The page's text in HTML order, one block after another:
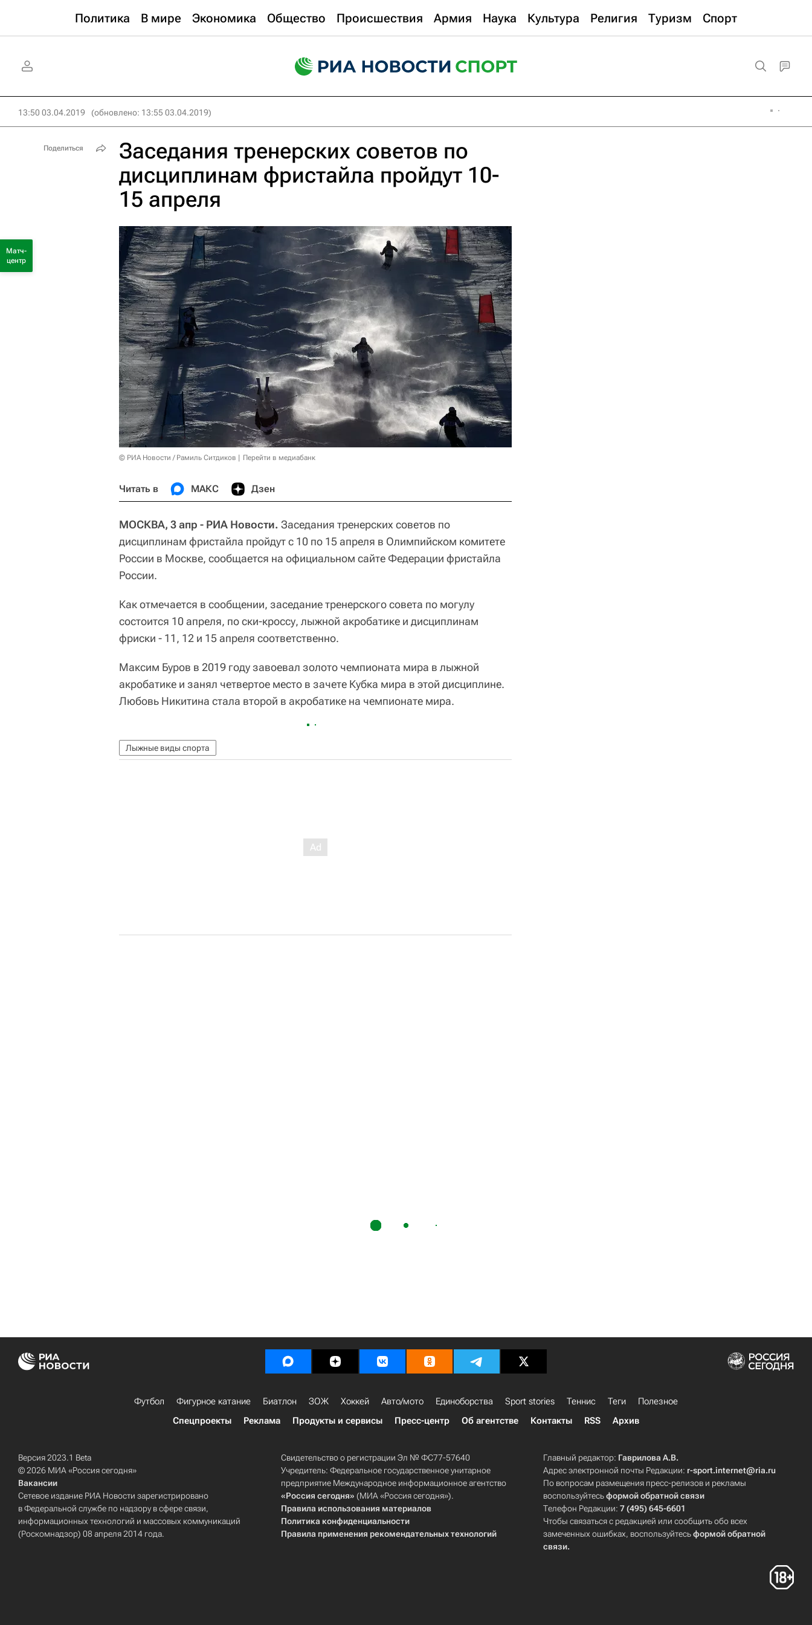
Политика В мире Экономика Общество Происшествия Армия Наука Культура Религия Туризм Спорт
13:50 03.04.2019 (обновлено: 13:55 03.04.2019)
Заседания тренерских советов по
дисциплинам фристайла пройдут 10-
15 апреля
© РИА Новости / Рамиль Ситдиков Перейти в медиабанк
Читать в МАКС Дзен
МОСКВА, 3 апр - РИА Новости. Заседания тренерских советов по
дисциплинам фристайла пройдут с 10 по 15 апреля в Олимпийском комитете
России в Москве, сообщается на официальном сайте Федерации фристайла
России.
Как отмечается в сообщении, заседание тренерского совета по могулу
состоится 10 апреля, по ски-кроссу, лыжной акробатике и дисциплинам
фриски - 11, 12 и 15 апреля соответственно.
Максим Буров в 2019 году завоевал золото чемпионата мира в лыжной
акробатике и занял четвертое место в зачете Кубка мира в этой дисциплине.
Любовь Никитина стала второй в акробатике на чемпионате мира.
Лыжные виды спорта
Поделиться
Матч-
центр
Футбол Фигурное катание Биатлон ЗОЖ Хоккей Авто/мото Единоборства Sport stories Теннис Теги
Полезное
Спецпроекты
Реклама Продукты и сервисы Пресс-центр Об агентстве Контакты RSS Архив
Версия 2023.1 Beta
© 2026 МИА «Россия сегодня»
Вакансии
Сетевое издание РИА Новости зарегистрировано
в Федеральной службе по надзору в сфере связи,
информационных технологий и массовых коммуникаций
(Роскомнадзор) 08 апреля 2014 года.
Свидетельство о регистрации Эл № ФС77-57640
Учредитель: Федеральное государственное унитарное
предприятие Международное информационное агентство
«Россия сегодня» (МИА «Россия сегодня»).
Правила использования материалов
Политика конфиденциальности
Правила применения рекомендательных технологий
Главный редактор: Гаврилова А.В.
Адрес электронной почты Редакции: r-sport.internet@ria.ru
По вопросам размещения пресс-релизов и рекламы
воспользуйтесьформой обратной связи
Телефон Редакции:7 (495) 645-6601
Чтобы связаться с редакцией или сообщить обо всех
замеченных ошибках, воспользуйтесьформой обратной
связи.